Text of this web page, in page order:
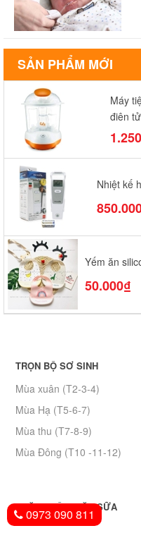
SẢN PHẨM MỚI
Máy
điện
Nhiệt kế
Yếm ăn
50.000₫
TRỌN BỘ SƠ SINH
Mùa xuân (T2-3-4)
Mùa Hạ (T5-6-7)
Mùa thu (T7-8-9)
Mùa Đông (T10 -11-12)
KHĂN KHÔ, KHĂN SỮA
0973 090 811